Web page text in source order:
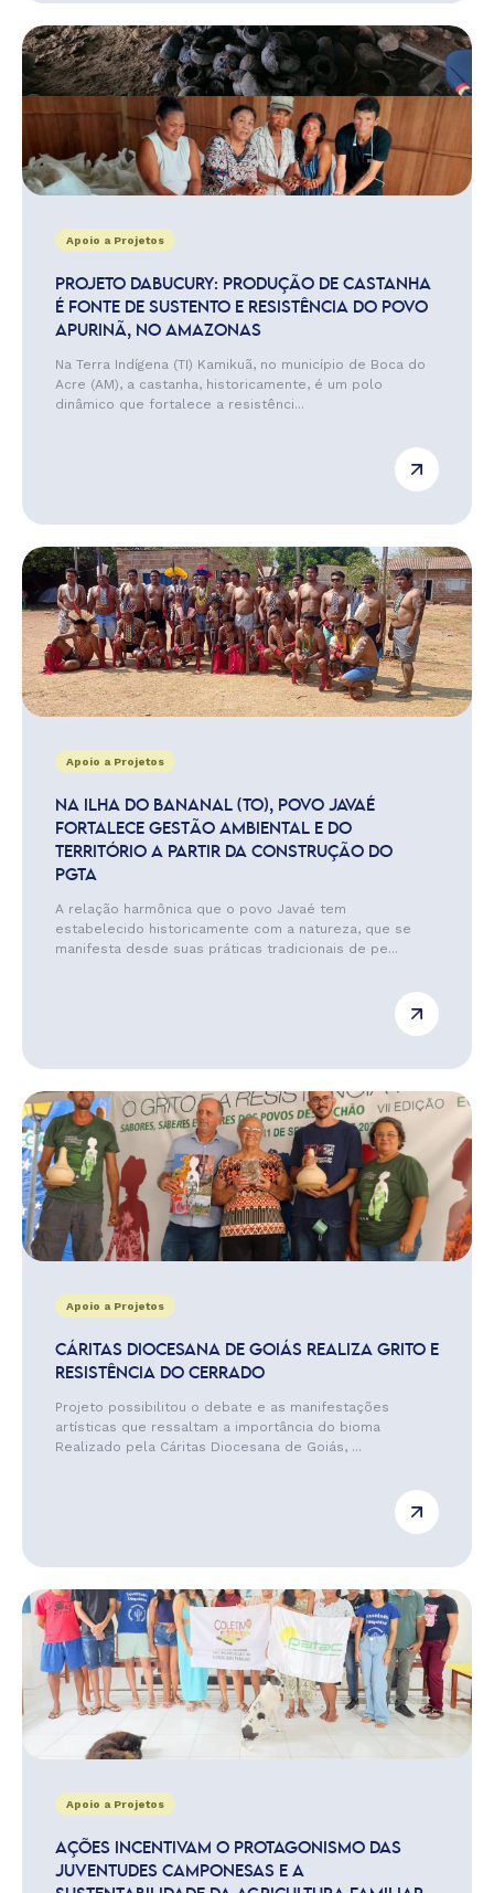
Apoio a Projetos
PROJETO DABUCURY: PRODUÇÃO DE CASTANHA
É FONTE DE SUSTENTO E RESISTÊNCIA DO POVO
APURINÃ, NO AMAZONAS
Na Terra Indígena (TI) Kamikuã, no município de Boca do
Acre (AM), a castanha, historicamente, é um polo
dinâmico que fortalece a resistênci...
Apoio a Projetos
NA ILHA DO BANANAL (TO), POVO JAVAÉ
FORTALECE GESTÃO AMBIENTAL E DO
TERRITÓRIO A PARTIR DA CONSTRUÇÃO DO
PGTA
A relação harmônica que o povo Javaé tem
estabelecido historicamente com a natureza, que se
manifesta desde suas práticas tradicionais de pe...
Apoio a Projetos
CÁRITAS DIOCESANA DE GOIÁS REALIZA GRITO E
RESISTÊNCIA DO CERRADO
Projeto possibilitou o debate e as manifestações
artísticas que ressaltam a importância do bioma
Realizado pela Cáritas Diocesana de Goiás, ...
Apoio a Projetos
AÇÕES INCENTIVAM O PROTAGONISMO DAS
JUVENTUDES CAMPONESAS E A